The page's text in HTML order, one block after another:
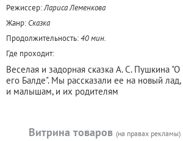
Режиссер:Лариса Леменкова
Жанр: Сказка
Продолжительность:40 мин.
Где проходит:
Веселая и задорная сказка А. С. Пушкина
его Балде". Мы рассказали ее на новый лад,
и малышам, и их родителям
Витрина товаров (на правах рекламы)